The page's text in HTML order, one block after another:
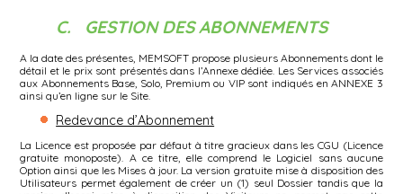
C. GESTION DES ABONNEMENTS
A la date des présentes, MEMSOFT propose plusieurs Abonnements dont le
détail et le prix sont présentés dans l’Annexe dédiée. Les Services associés
aux Abonnements Base, Solo, Premium ou VIP sont indiqués en ANNEXE 3
ainsi qu’en ligne sur le Site.
Redevance d’Abonnement
La Licence est proposée par défaut à titre gracieux dans les CGU (Licence
gratuite monoposte). A ce titre, elle comprend le Logiciel sans aucune
Option ainsi que les Mises à jour. La version gratuite mise à disposition des
Utilisateurs permet également de créer un (1) seul Dossier tandis que la